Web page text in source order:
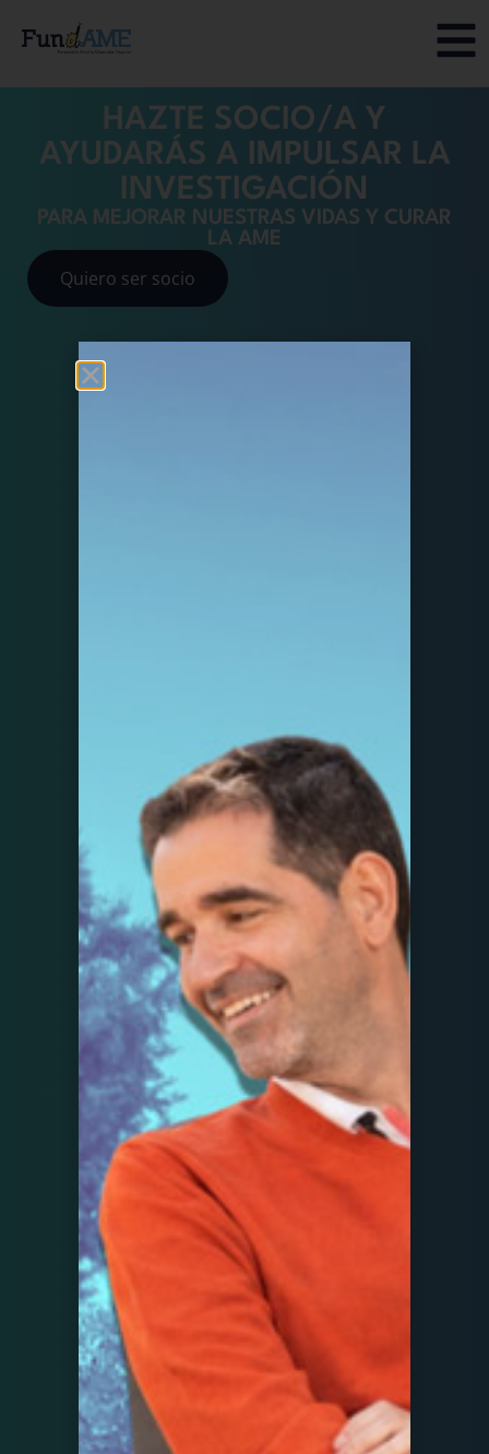
HAZTE SOCIO/A Y
AYUDARÁS A IMPULSAR LA
INVESTIGACIÓN
PARA MEJORAR NUESTRAS VIDAS Y CURAR
LA AME
Quiero ser socio